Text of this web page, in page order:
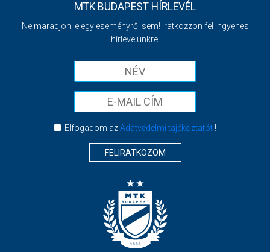
MTK BUDAPEST HÍRLEVÉL
Ne maradjon le egy eseményről sem! Iratkozzon fel ingyenes
hírlevelünkre:
Elfogadom azAdatvédelmi tájékoztatót!
FELIRATKOZOM